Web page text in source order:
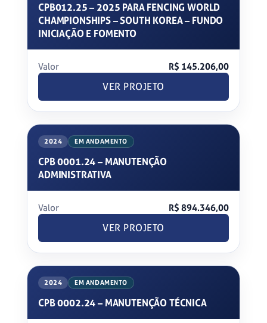
CPB012.25 – 2025 PARA FENCING WORLD
CHAMPIONSHIPS – SOUTH KOREA – FUNDO
INICIAÇÃO E FOMENTO
Valor
R$ 145.206,00
VER PROJETO
2024 EM ANDAMENTO
CPB 0001.24 – MANUTENÇÃO
ADMINISTRATIVA
Valor
R$ 894.346,00
VER PROJETO
2024 EM ANDAMENTO
CPB 0002.24 – MANUTENÇÃO TÉCNICA